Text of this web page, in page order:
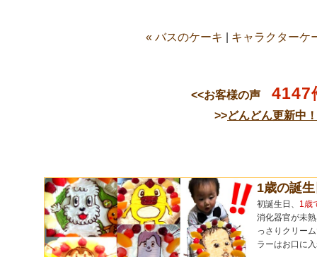
« バスのケーキ キャラクターケ
<<お客様の声 4147
>>どんどん更新中
1歳の誕
初誕生日、 1歳
消化器官が未
っさりクリー
ラーはお口に